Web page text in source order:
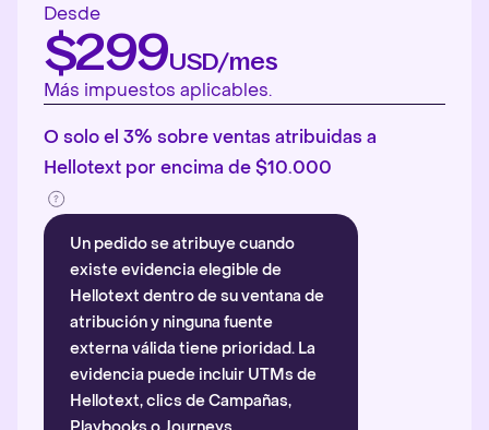
Desde
$299USD/mes
Más impuestos aplicables.
O solo el 3% sobre ventas atribuidas a
Hellotext por encima de $10.000
Un pedido se atribuye cuando
existe evidencia elegible de
Hellotext dentro de su ventana de
atribución y ninguna fuente
externa válida tiene prioridad. La
evidencia puede incluir UTMs de
Hellotext, clics de Campañas,